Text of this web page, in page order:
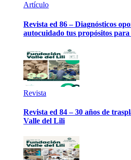
Artículo
Revista ed 86 – Diagnósticos
autocuidado tus propósitos para
Revista
Revista ed 84 – 30 años de
Valle del Lili